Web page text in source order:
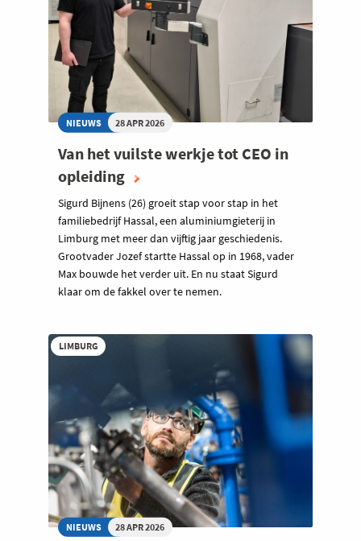
NIEUWS 28 APR 2026
Van het vuilste werkje tot CEO in
opleiding
Sigurd Bijnens (26) groeit stap voor stap in het
familiebedrijf Hassal, een aluminiumgieterij in
Limburg met meer dan vijftig jaar geschiedenis.
Grootvader Jozef startte Hassal op in 1968, vader
Max bouwde het verder uit. En nu staat Sigurd
klaar om de fakkel over te nemen.
LIMBURG
NIEUWS 28 APR 2026